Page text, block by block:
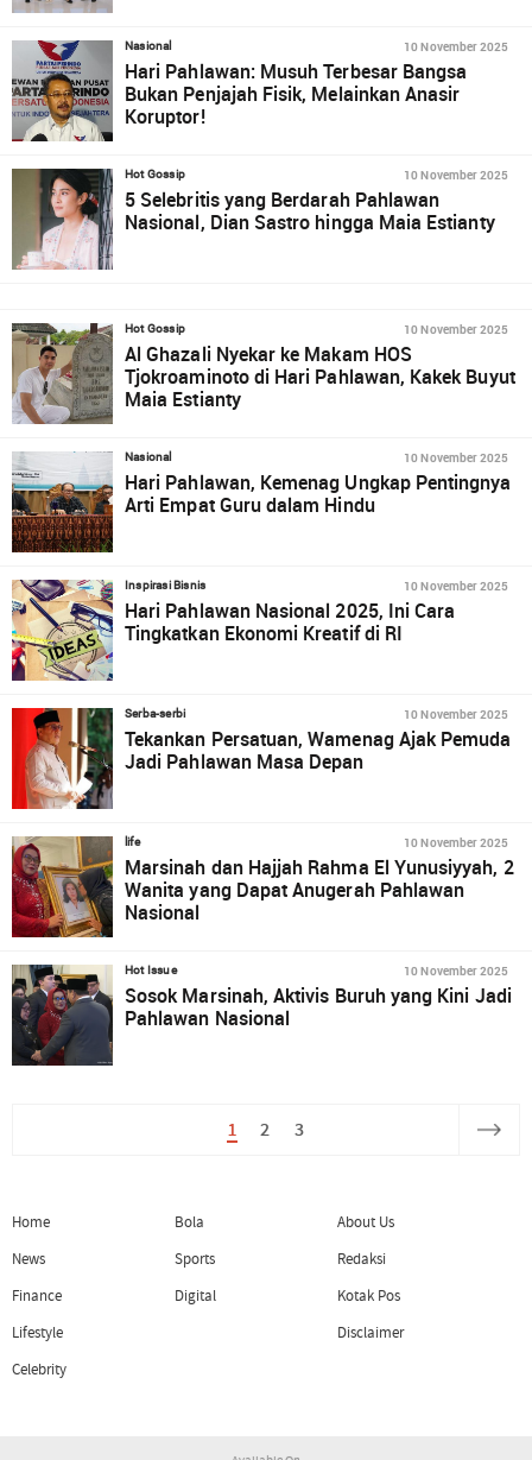
Nasional 10 November 2025
Hari Pahlawan: Musuh Terbesar Bangsa
Bukan Penjajah Fisik, Melainkan Anasir
Koruptor!
Hot Gossip 10 November 2025
5 Selebritis yang Berdarah Pahlawan
Nasional, Dian Sastro hingga Maia Estianty
Hot Gossip 10 November 2025
Al Ghazali Nyekar ke Makam HOS
Tjokroaminoto di Hari Pahlawan, Kakek Buyut
Maia Estianty
Nasional 10 November 2025
Hari Pahlawan, Kemenag Ungkap Pentingnya
Arti Empat Guru dalam Hindu
Inspirasi Bisnis 10 November 2025
Hari Pahlawan Nasional 2025, Ini Cara
Tingkatkan Ekonomi Kreatif di RI
Serba-serbi 10 November 2025
Tekankan Persatuan, Wamenag Ajak Pemuda
Jadi Pahlawan Masa Depan
life 10 November 2025
Marsinah dan Hajjah Rahma El Yunusiyyah, 2
Wanita yang Dapat Anugerah Pahlawan
Nasional
Hot Issue 10 November 2025
Sosok Marsinah, Aktivis Buruh yang Kini Jadi
Pahlawan Nasional
1 2 3
Home
News
Finance
Lifestyle
Celebrity
Bola
Sports
Digital
About Us
Redaksi
Kotak Pos
Disclaimer